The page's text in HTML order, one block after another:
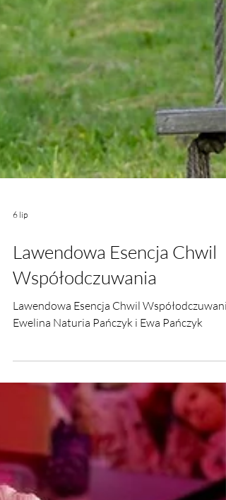
Lawendowa Esencja Chwil
Współodczuwania